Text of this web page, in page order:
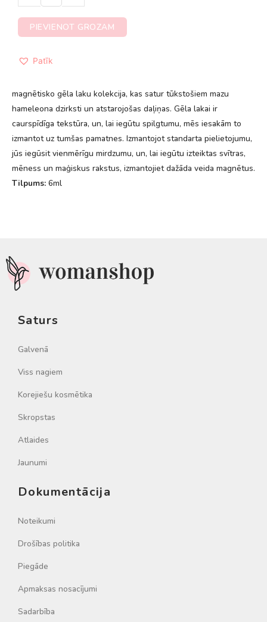
PIEVIENOT GROZAM
Patīk
magnētisko gēla laku kolekcija, kas satur tūkstošiem mazu
hameleona dzirksti un atstarojošas daļiņas. Gēla lakai ir
caurspīdīga tekstūra, un, lai iegūtu spilgtumu, mēs iesakām to
izmantot uz tumšas pamatnes. Izmantojot standarta pielietojumu,
jūs iegūsit vienmērīgu mirdzumu, un, lai iegūtu izteiktas svītras,
mēness un maģiskus rakstus, izmantojiet dažāda veida magnētus.
Tilpums: 6ml
Saturs
Galvenā
Viss nagiem
Korejiešu kosmētika
Skropstas
Atlaides
Jaunumi
Dokumentācija
Noteikumi
Drošības politika
Piegāde
Apmaksas nosacījumi
Sadarbība